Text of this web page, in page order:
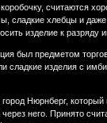
считаются
сладкие хлебцы и
изделие к разряду
был предметом
сладкие изделия с
Нюрнберг,
него. Принято